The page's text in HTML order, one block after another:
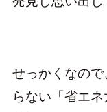
せっかくなの
らない「省エ